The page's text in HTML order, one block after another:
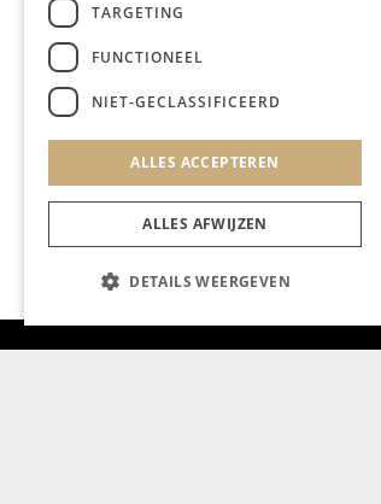
GASTRONOMIE
ES&C opent eigen
TARGETING
FUNCTIONEEL
NIET-GECLASSIFICEERD
ALLES ACCEPTEREN
ALLES AFWIJZEN
DETAILS WEERGEVEN